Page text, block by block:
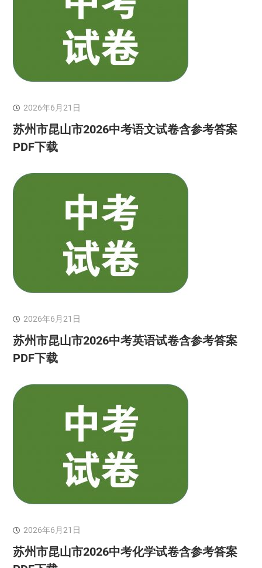
2026年6月21日
苏州市昆山市2026中考语文试卷含参考答案
PDF下载
2026年6月21日
苏州市昆山市2026中考英语试卷含参考答案
PDF下载
2026年6月21日
苏州市昆山市2026中考化学试卷含参考答案